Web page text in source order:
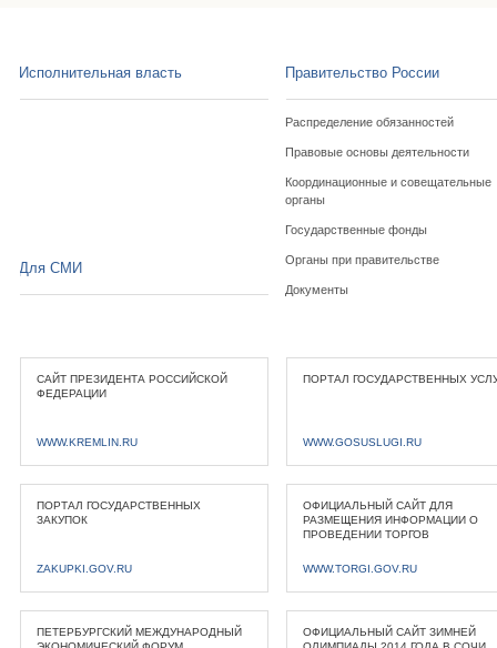
Исполнительная власть Правительство России
Распределение обязанностей
Правовые основы деятельности
Координационные и совещательные
органы
Государственные фонды
Органы при правительстве
Документы
Для СМИ
САЙТ ПРЕЗИДЕНТА РОССИЙСКОЙ
ФЕДЕРАЦИИ
WWW.KREMLIN.RU
ПОРТАЛ ГОСУДАРСТВЕННЫХ
WWW.GOSUSLUGI.RU
ПОРТАЛ ГОСУДАРСТВЕННЫХ
ЗАКУПОК
ZAKUPKI.GOV.RU
ОФИЦИАЛЬНЫЙ САЙТ ДЛЯ
РАЗМЕЩЕНИЯ ИНФОРМАЦИИ О
ПРОВЕДЕНИИ ТОРГОВ
WWW.TORGI.GOV.RU
ПЕТЕРБУРГСКИЙ МЕЖДУНАРОДНЫЙ
ОФИЦИАЛЬНЫЙ САЙТ ЗИМНЕЙ